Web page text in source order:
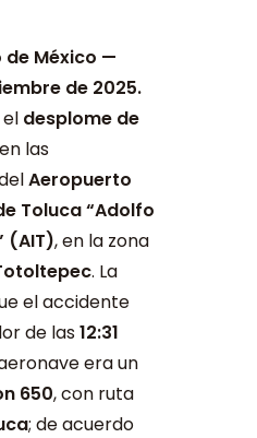
de México —
de 2025.
desplome de
en las
Aeropuerto
Toluca “Adolfo
(AIT), en la zona
. La
el accidente
de las12:31
era un
650, con ruta
; de acuerdo